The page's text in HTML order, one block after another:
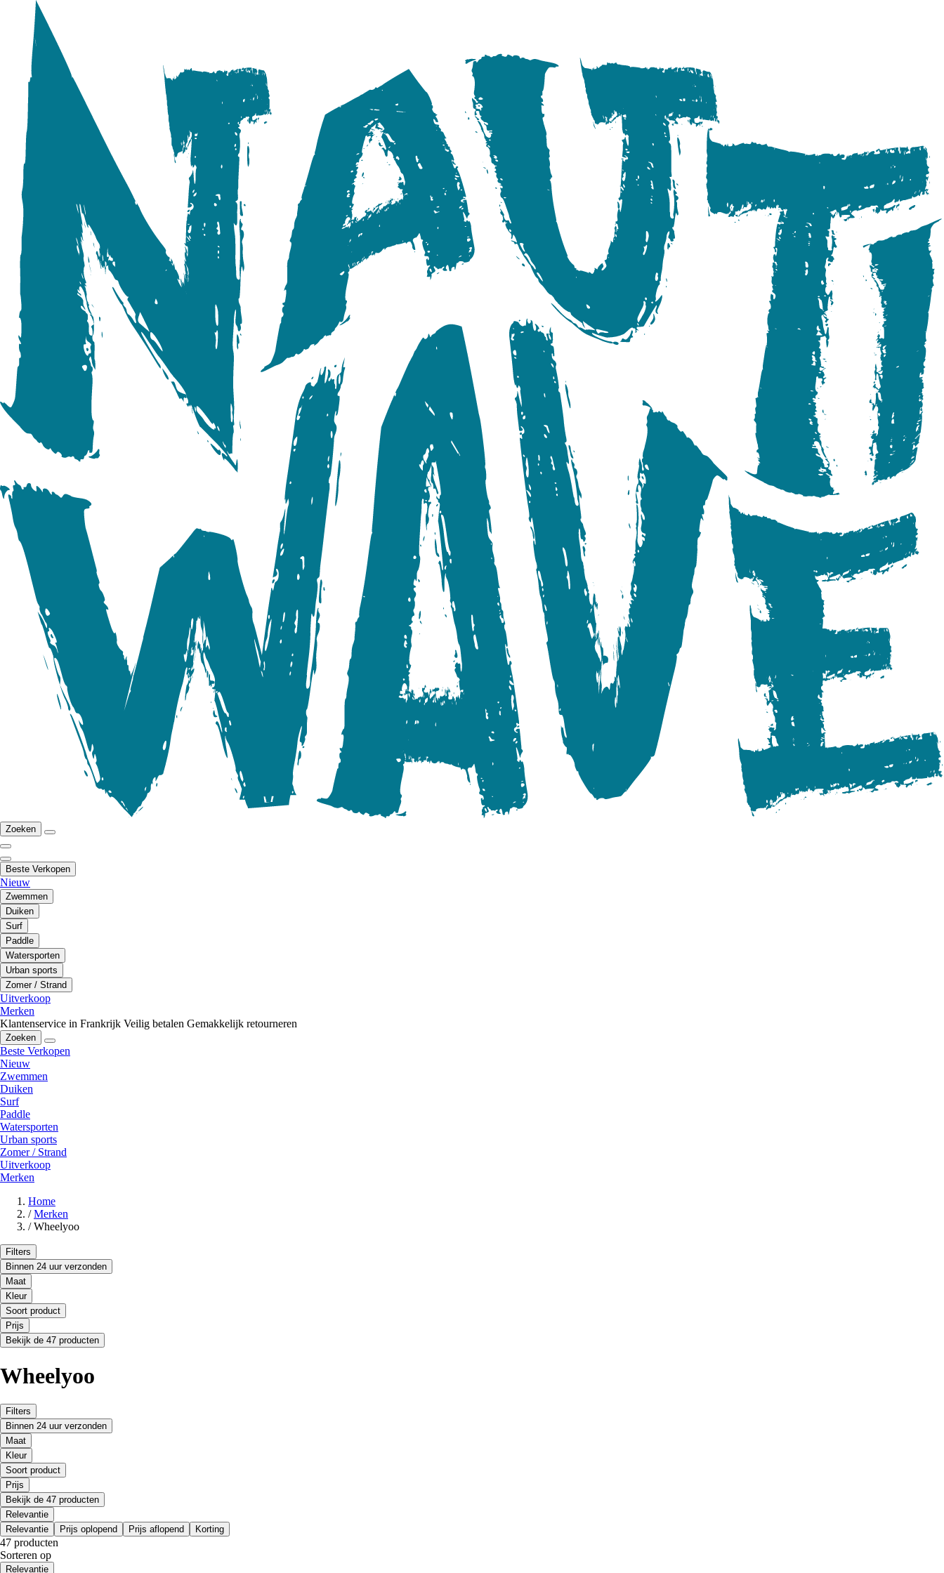
Zoeken
Beste Verkopen
Nieuw
Zwemmen
Duiken
Surf
Paddle
Watersporten
Urban sports
Zomer / Strand
Uitverkoop
Merken
Klantenservice in Frankrijk Veilig betalen Gemakkelijk retourneren
Zoeken
Beste Verkopen
Nieuw
Zwemmen
Duiken
Surf
Paddle
Watersporten
Urban sports
Zomer / Strand
Uitverkoop
Merken
Home
/ Merken
/ Wheelyoo
Filters
Binnen 24 uur verzonden
Maat
Kleur
Soort product
Prijs
Bekijk de 47 producten
Wheelyoo
Filters
Binnen 24 uur verzonden
Maat
Kleur
Soort product
Prijs
Bekijk de 47 producten
Relevantie
Relevantie
Prijs oplopend Prijs aflopend Korting
47 producten
Sorteren op
Relevantie